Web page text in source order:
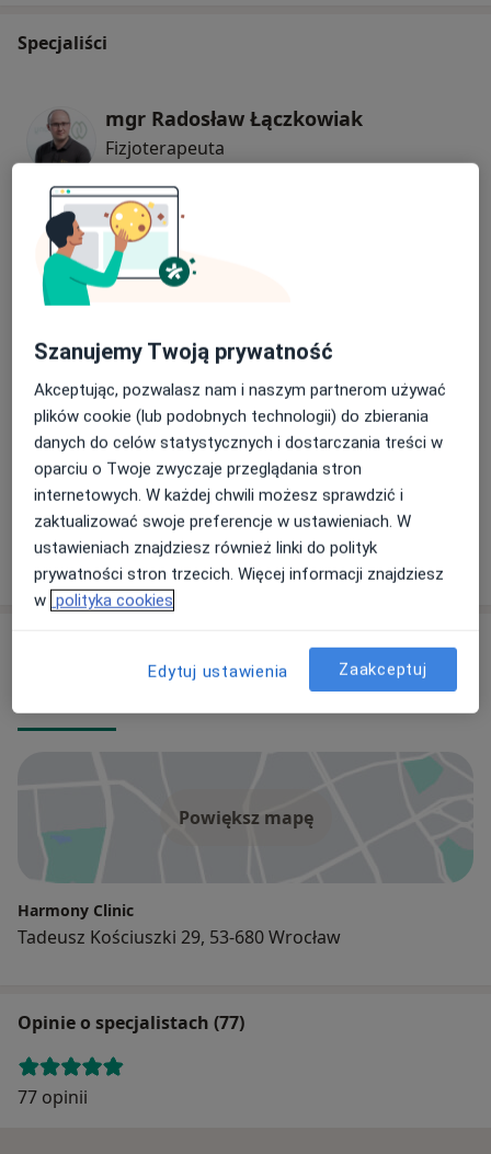
Specjaliści
mgr Radosław Łączkowiak
Fizjoterapeuta
mgr Michał Magyar
Fizjoterapeuta
mgr Kacper Kowalski
Fizjoterapeuta
13 opinii
mgr Marcelina Grzeszczuk
Fizjoterapeuta
31 opinii
Powiększ mapę
Harmony Clinic
Tadeusz Kościuszki 29, 53-680 Wrocław
Opinie o specjalistach (77)
77 opinii
Szanujemy Twoją prywatność
Akceptując, pozwalasz nam i naszym partnerom używać
plików cookie (lub podobnych technologii) do zbierania
danych do celów statystycznych i dostarczania treści w
oparciu o Twoje zwyczaje przeglądania stron
internetowych. W każdej chwili możesz sprawdzić i
zaktualizować swoje preferencje w ustawieniach. W
ustawieniach znajdziesz również linki do polityk
prywatności stron trzecich. Więcej informacji znajdziesz
w polityka cookies
Edytuj ustawienia Zaakceptuj